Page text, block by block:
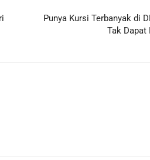
Punya Kursi Terbanyak di
Tak Dapat